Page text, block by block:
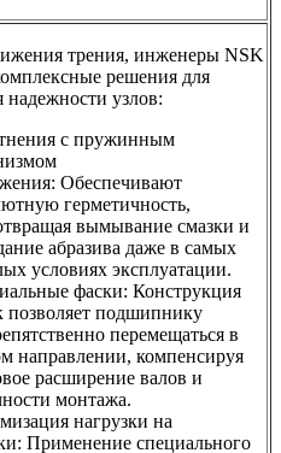
трения, инженеры NSK
решения для
узлов:
с пружинным
Обеспечивают
герметичность,
вымывание смазки и
абразива даже в самых
условиях эксплуатации.
фаски: Конструкция
позволяет подшипнику
перемещаться в
направлении, компенсируя
расширение валов и
монтажа.
нагрузки на
Применение специального